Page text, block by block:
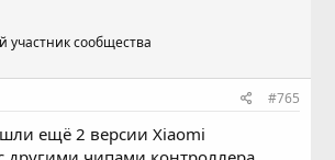
участник сообщества
#765
ещё 2 версии Xiaomi